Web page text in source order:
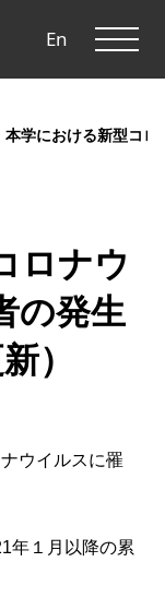
En
本学における新型コ
ロナウ
の発生
）
ウイルスに罹
年１月以降の累